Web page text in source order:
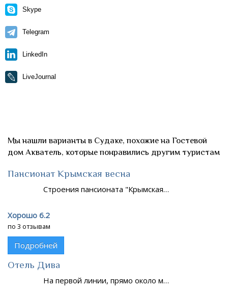
Skype
Telegram
LinkedIn
LiveJournal
Мы нашли варианты в Судаке, похожие на Гостевой
дом Акватель, которые понравились другим туристам
Пансионат Крымская весна
Строения пансионата "Крымская…
Хорошо 6.2
по 3 отзывам
Подробней
Отель Дива
На первой линии, прямо около м…